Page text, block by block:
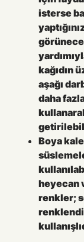
isterse
kağıdın
aşağı
daha
Boya
heyecan
renkler;